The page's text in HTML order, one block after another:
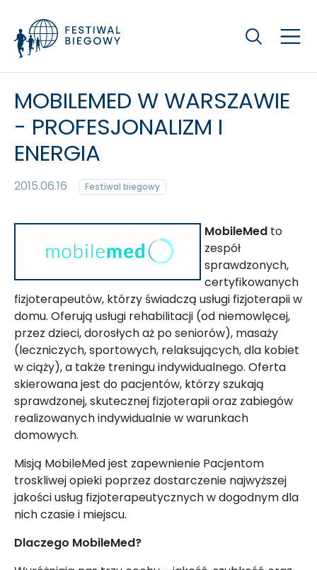
Szukaj
MOBILEMED W WARSZAWIE
- PROFESJONALIZM I
ENERGIA
2015.06.16 Festiwal biegowy
MobileMed to
zespół
sprawdzonych,
certyfikowanych
fizjoterapeutów, którzy świadczą usługi fizjoterapii w
domu. Oferują usługi rehabilitacji (od niemowlęcej,
przez dzieci, dorosłych aż po seniorów), masaży
(leczniczych, sportowych, relaksujących, dla kobiet
w ciąży), a także treningu indywidualnego. Oferta
skierowana jest do pacjentów, którzy szukają
sprawdzonej, skutecznej fizjoterapii oraz zabiegów
realizowanych indywidualnie w warunkach
domowych.
Misją MobileMed jest zapewnienie Pacjentom
troskliwej opieki poprzez dostarczenie najwyższej
jakości usług fizjoterapeutycznych w dogodnym dla
nich czasie i miejscu.
Dlaczego MobileMed?